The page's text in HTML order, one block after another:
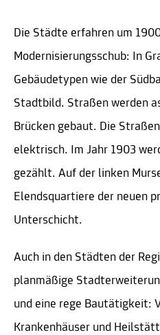
Die Städte erfahren um
Modernisierungsschub: In
Gebäudetypen wie der
Stadtbild. Straßen werden
Brücken gebaut. Die
elektrisch. Im Jahr 1903
gezählt. Auf der linken
Elendsquartiere der neuen
Unterschicht.
Auch in den Städten der
planmäßige
und eine rege Bautätigkeit:
Krankenhäuser und